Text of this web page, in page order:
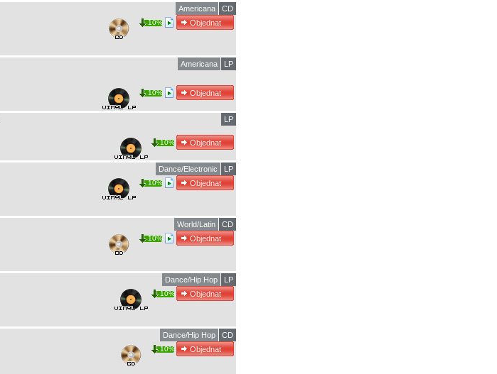
CD
Americana
10%
LP
Americana
10%
LP
10%
LP
Dance/Electronic
10%
CD
World/Latin
10%
LP
Dance/Hip Hop
10%
CD
Dance/Hip Hop
10%